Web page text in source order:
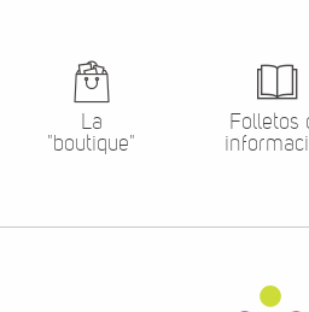
La
"boutique"
Folletos